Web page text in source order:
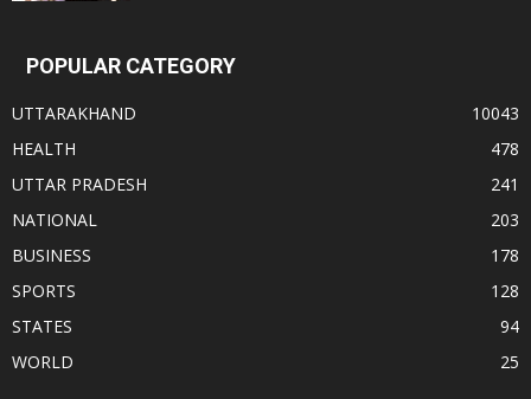
POPULAR CATEGORY
UTTARAKHAND
10043
HEALTH
478
UTTAR PRADESH
241
NATIONAL
203
BUSINESS
178
SPORTS
128
STATES
94
WORLD
25